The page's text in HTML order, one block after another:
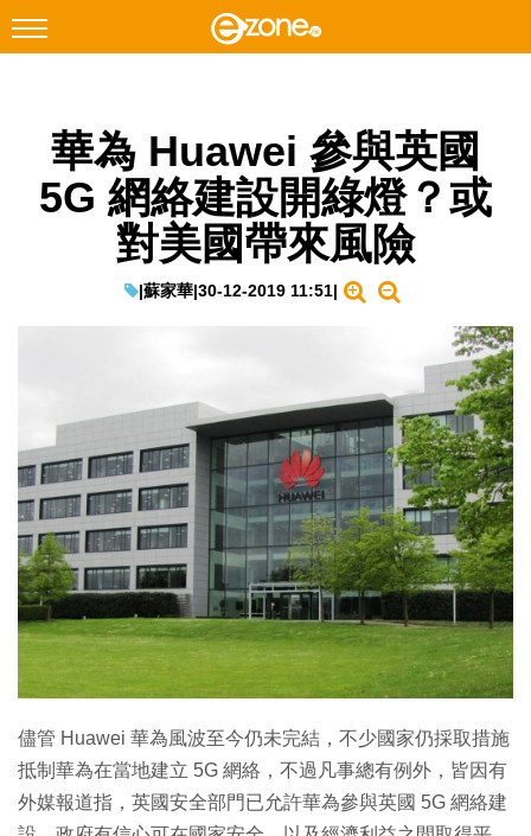
Facebook Instagram
科技焦點
教學評測
IT Times
生成式AI與雲端應用
Enterprise Digital Transformation
特集
華為 Huawei 參與英國
5G 網絡建設開綠燈？或
對美國帶來風險
|蘇家華|30-12-2019 11:51|
儘管 Huawei 華為風波至今仍未完結，不少國家仍採取措施
抵制華為在當地建立 5G 網絡，不過凡事總有例外，皆因有
外媒報道指，英國安全部門已允許華為參與英國 5G 網絡建